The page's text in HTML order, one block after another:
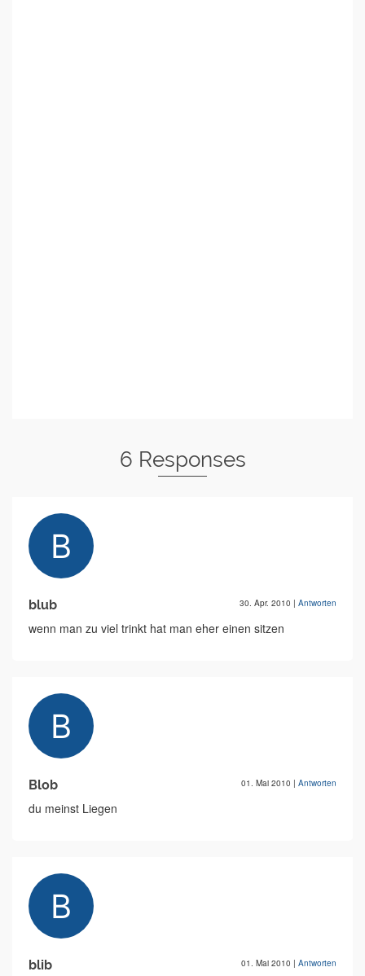
6 Responses
blub 30. Apr. 2010 | Antworten
wenn man zu viel trinkt hat man eher einen sitzen
Blob 01. Mai 2010 | Antworten
du meinst Liegen
blib 01. Mai 2010 | Antworten